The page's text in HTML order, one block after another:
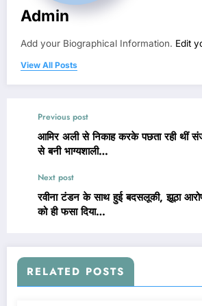
Admin
Add your Biographical Information. Edit
View All Posts
Previous post
आमिर अली से निकाह करके पछता रही थीं
से बनी भाग्यशाली…
Next post
रवीना टंडन के साथ हुई बदसलूकी, झूठा
को ही फसा दिया…
RELATED POSTS